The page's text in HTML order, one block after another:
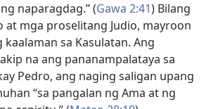
naparagdag.” (Gawa 2:41) Bilang
at mga proselitang Judio, mayroon
kaalaman sa Kasulatan. Ang
na ang pananampalataya sa
Pedro, ang naging saligan upang
“sa pangalan ng Ama at ng